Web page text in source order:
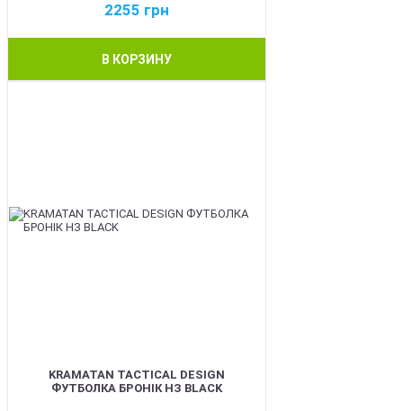
2255 грн
В КОРЗИНУ
KRAMATAN TACTICAL DESIGN
ФУТБОЛКА БРОНІК НЗ BLACK